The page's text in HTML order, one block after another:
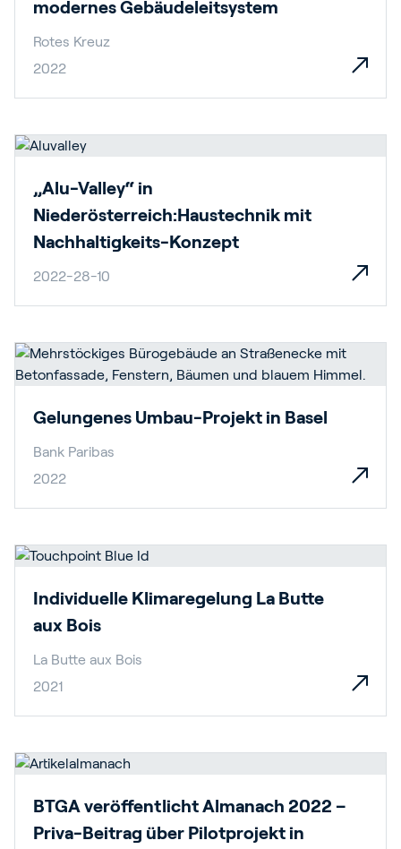
modernes Gebäudeleitsystem
Rotes Kreuz
2022
„Alu-Valley“ in
Niederösterreich:Haustechnik mit
Nachhaltigkeits-Konzept
2022-28-10
Gelungenes Umbau-Projekt in Basel
Bank Paribas
2022
Individuelle Klimaregelung La Butte
aux Bois
La Butte aux Bois
2021
BTGA veröffentlicht Almanach 2022 –
Priva-Beitrag über Pilotprojekt in